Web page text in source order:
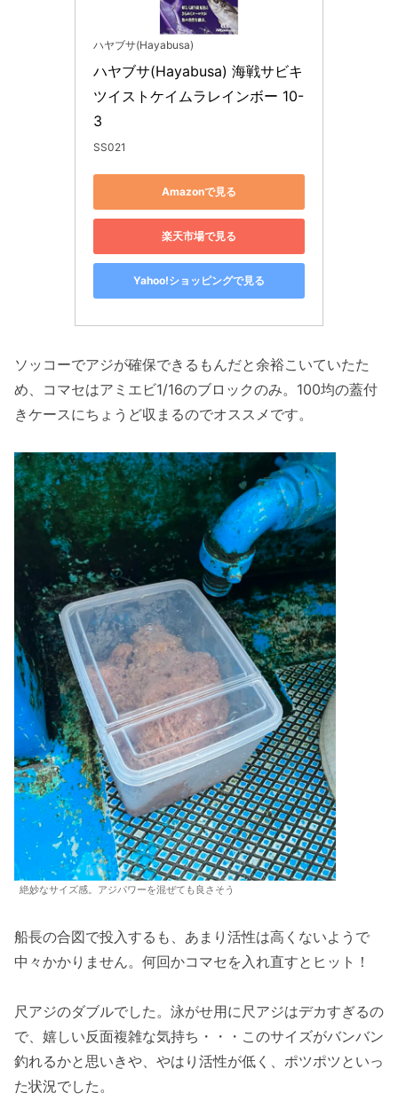
ハヤブサ(Hayabusa)
ハヤブサ(Hayabusa) 海戦サビキ
ツイストケイムラレインボー 10-
3
SS021
Amazonで見る
楽天市場で見る
Yahoo!ショッピングで見る
ソッコーでアジが確保できるもんだと余裕こいていたた
め、コマセはアミエビ1/16のブロックのみ。100均の蓋付
きケースにちょうど収まるのでオススメです。
絶妙なサイズ感。アジパワーを混ぜても良さそう
船長の合図で投入するも、あまり活性は高くないようで
中々かかりません。何回かコマセを入れ直すとヒット！
尺アジのダブルでした。泳がせ用に尺アジはデカすぎるの
で、嬉しい反面複雑な気持ち・・・このサイズがバンバン
釣れるかと思いきや、やはり活性が低く、ポツポツといっ
た状況でした。